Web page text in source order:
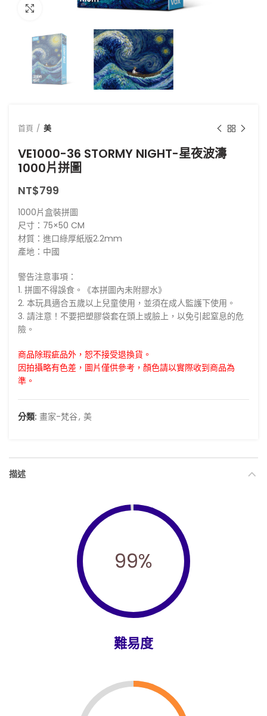
首頁 美
VE1000-36 STORMY NIGHT-星夜波濤
1000片拼圖
NT$799
1000片盒裝拼圖
尺寸：75×50 CM
材質：進口綠厚紙版2.2mm
產地：中國
警告注意事項：
1. 拼圖不得誤食。《本拼圖內未附膠水》
2. 本玩具適合五歲以上兒童使用，並須在成人監護下使用。
3. 請注意！不要把塑膠袋套在頭上或臉上，以免引起窒息的危
險。
商品除瑕疵品外，恕不接受退換貨。
因拍攝略有色差，圖片僅供參考，顏色請以實際收到商品為
準。
分類: 畫家-梵谷, 美
描述
99%
難易度